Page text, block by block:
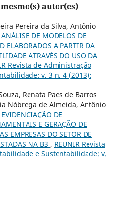
autor(es)
Pereira da Silva, Antônio
ANÁLISE DE MODELOS DE
ELABORADOS A PARTIR DA
ATRAVÉS DO USO DA
Revista de Administração
v. 3 n. 4 (2013):
Renata Paes de Barros
Nóbrega de Almeida, Antônio
EVIDENCIAÇÃO DE
E GERAÇÃO DE
EMPRESAS DO SETOR DE
NA B3 , REUNIR Revista
e Sustentabilidade: v.